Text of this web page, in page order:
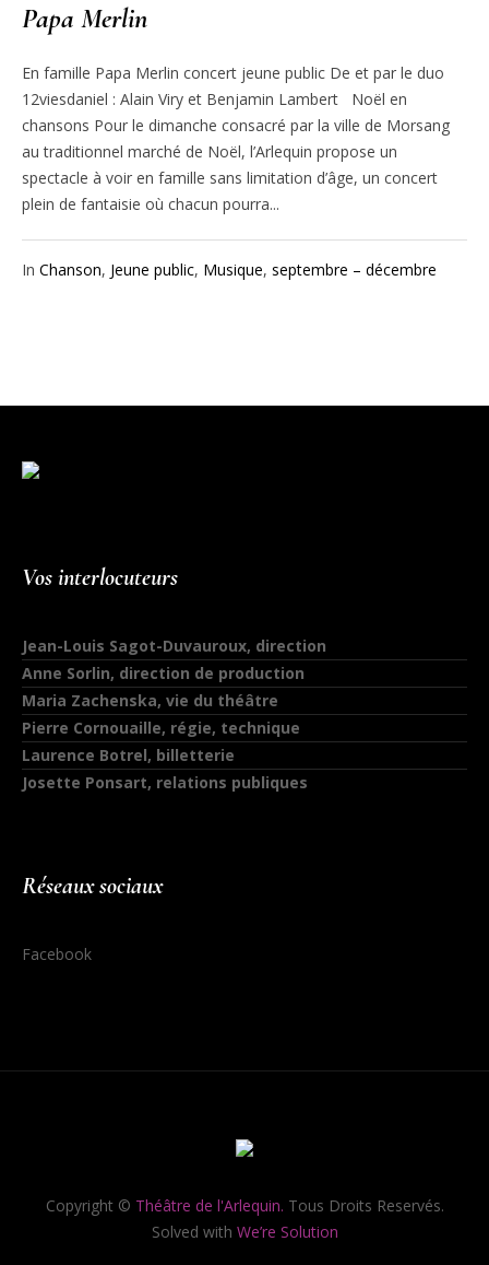
Papa Merlin
En famille Papa Merlin concert jeune public De et par le duo
12viesdaniel : Alain Viry et Benjamin Lambert Noël en
chansons Pour le dimanche consacré par la ville de Morsang
au traditionnel marché de Noël, l’Arlequin propose un
spectacle à voir en famille sans limitation d’âge, un concert
plein de fantaisie où chacun pourra...
In Chanson, Jeune public, Musique, septembre – décembre
Vos interlocuteurs
Jean-Louis Sagot-Duvauroux, direction
Anne Sorlin, direction de production
Maria Zachenska, vie du théâtre
Pierre Cornouaille, régie, technique
Laurence Botrel, billetterie
Josette Ponsart, relations publiques
Réseaux sociaux
Facebook
Copyright © Théâtre de l'Arlequin. Tous Droits Reservés.
Solved with We’re Solution